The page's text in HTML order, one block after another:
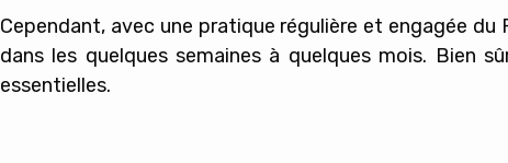
Cependant, avec une pratique régulière et engagée
dans les quelques semaines à quelques mois. Bien
essentielles.